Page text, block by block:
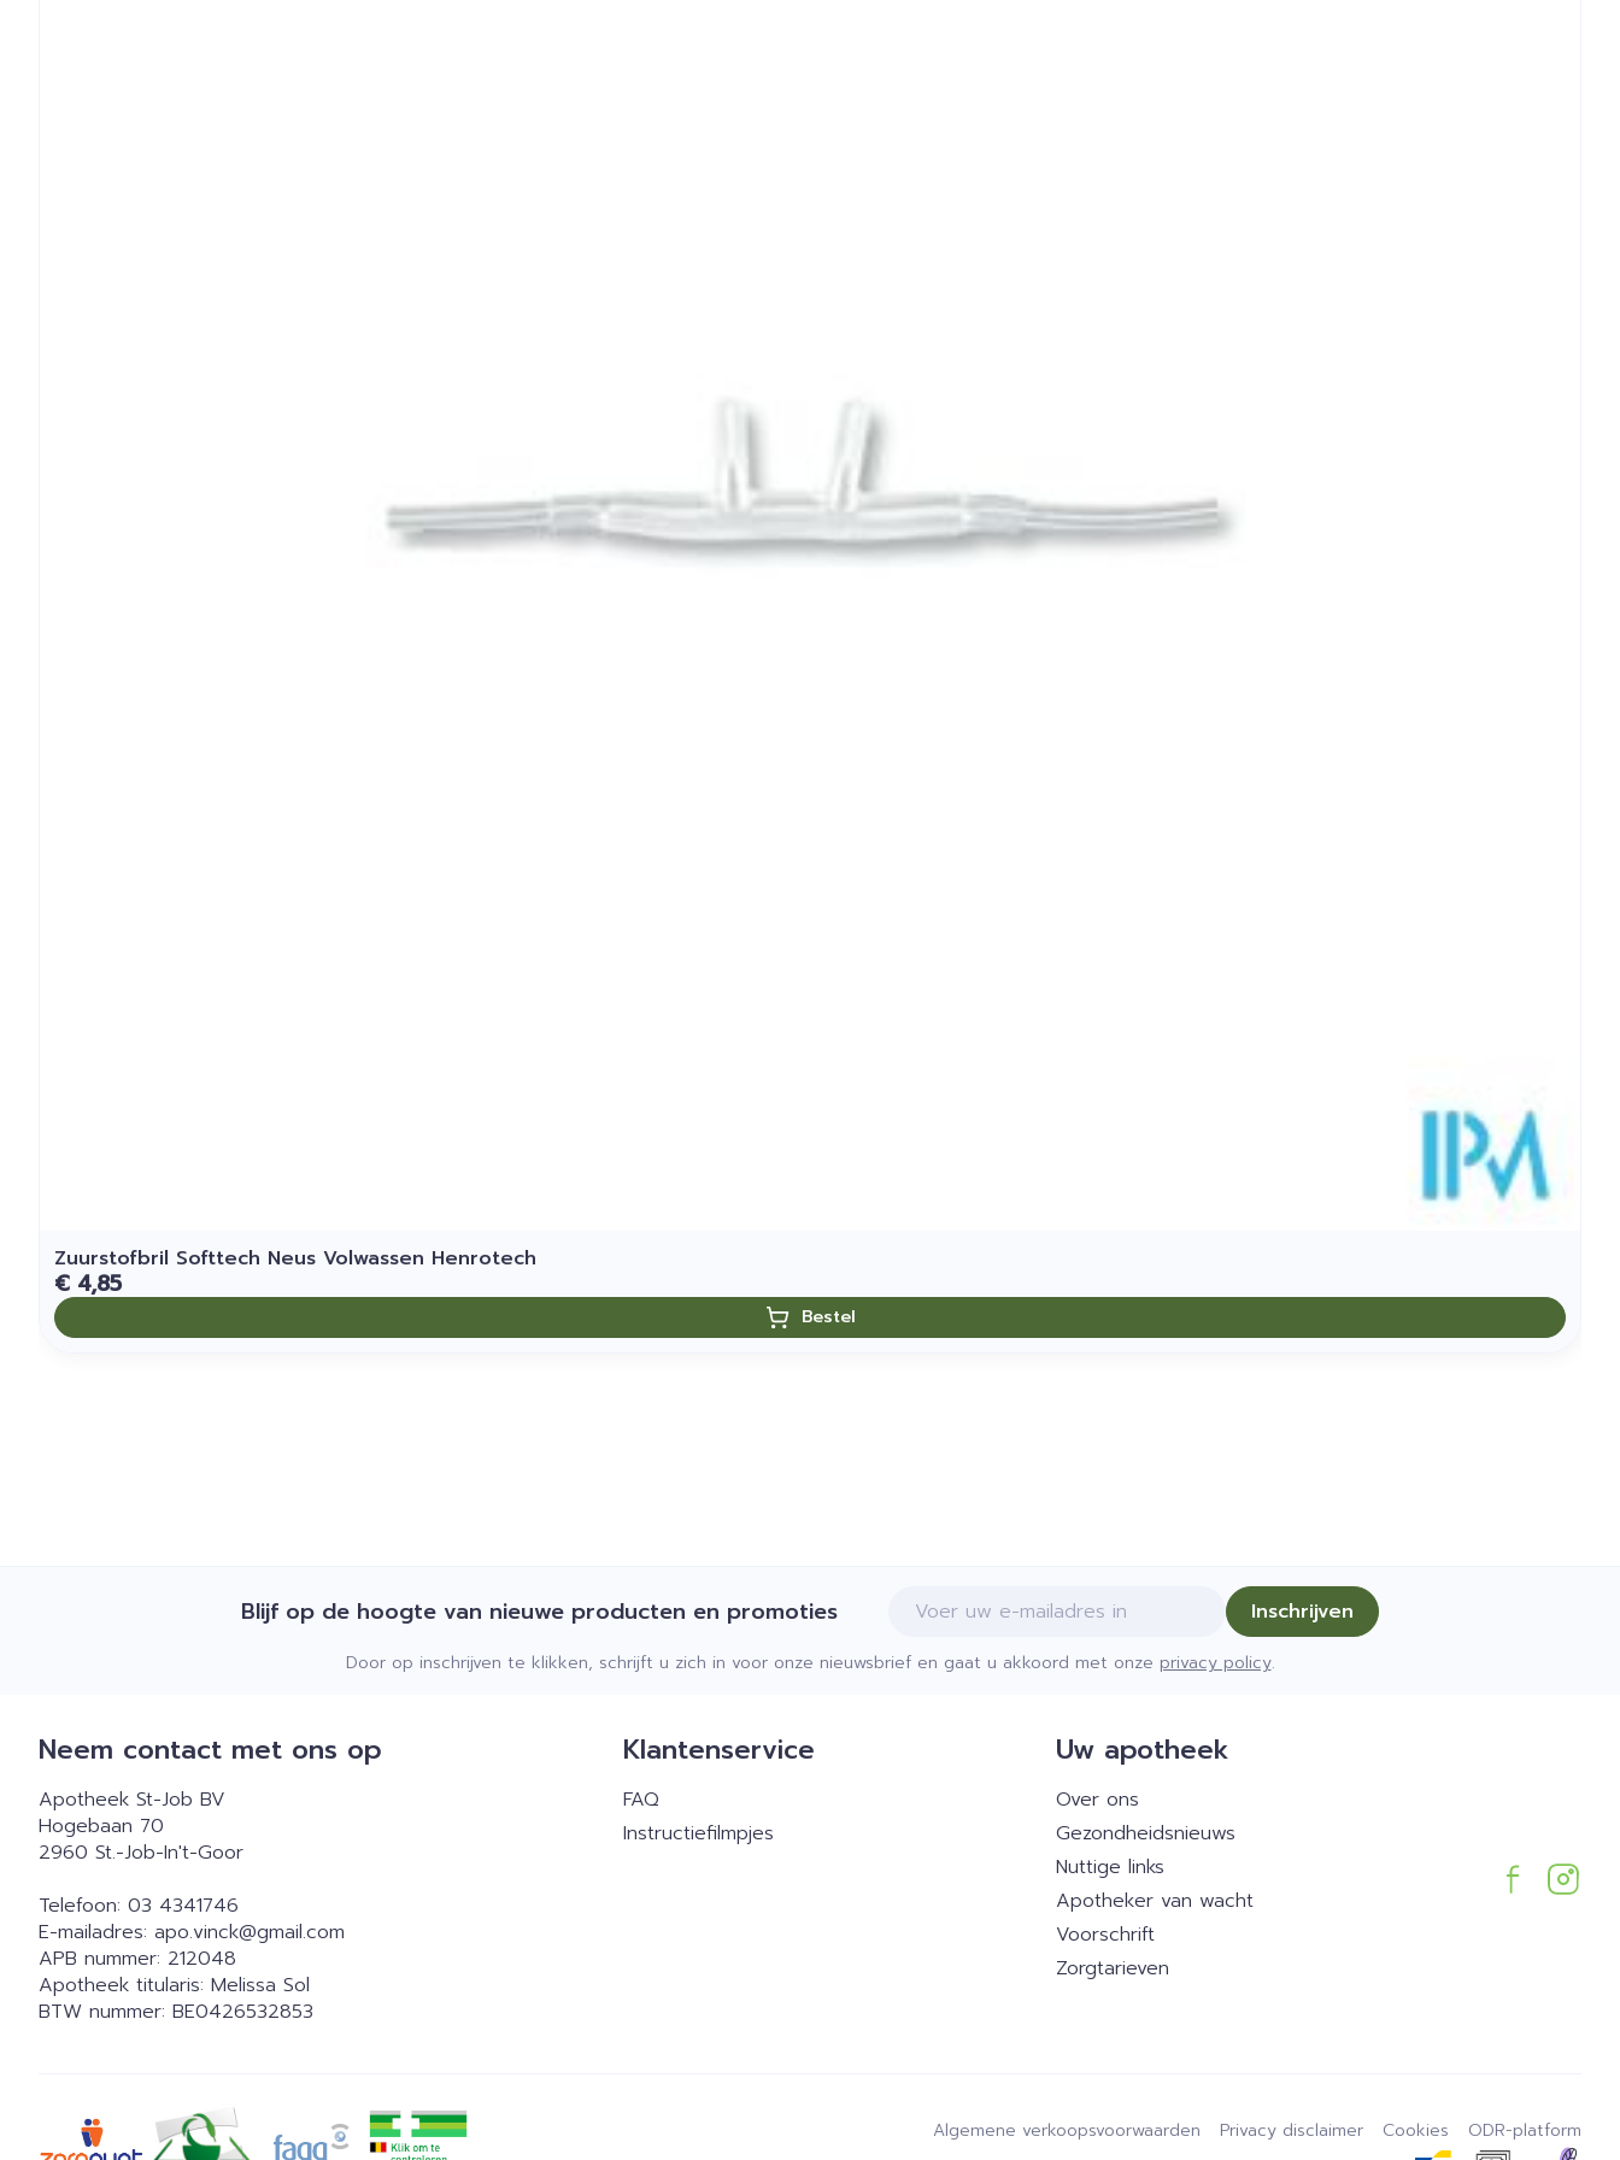
Zuurstofbril Softtech Neus Volwassen Henrotech
€ 4,85
Bestel
Blijf op de hoogte van nieuwe producten en promoties E-mail adres Inschrijven
Door op inschrijven te klikken, schrijft u zich in voor onze nieuwsbrief en gaat u akkoord met onze privacy policy.
Neem contact met ons op
Apotheek St-Job BV
Hogebaan 70
2960 St.-Job-In't-Goor
Telefoon: 03 4341746
E-mailadres: apo.vinck@gmail.com
APB nummer: 212048
Apotheek titularis: Melissa Sol
BTW nummer: BE0426532853
Klantenservice
FAQ
Instructiefilmpjes
Uw apotheek
Over ons
Gezondheidsnieuws
Nuttige links
Apotheker van wacht
Voorschrift
Zorgtarieven
Algemene verkoopsvoorwaarden Privacy disclaimer Cookies ODR-platform